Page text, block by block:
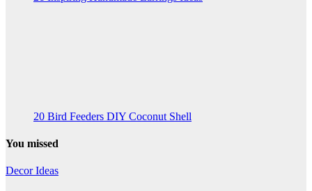
20 Bird Feeders DIY Coconut Shell
You missed
Decor Ideas